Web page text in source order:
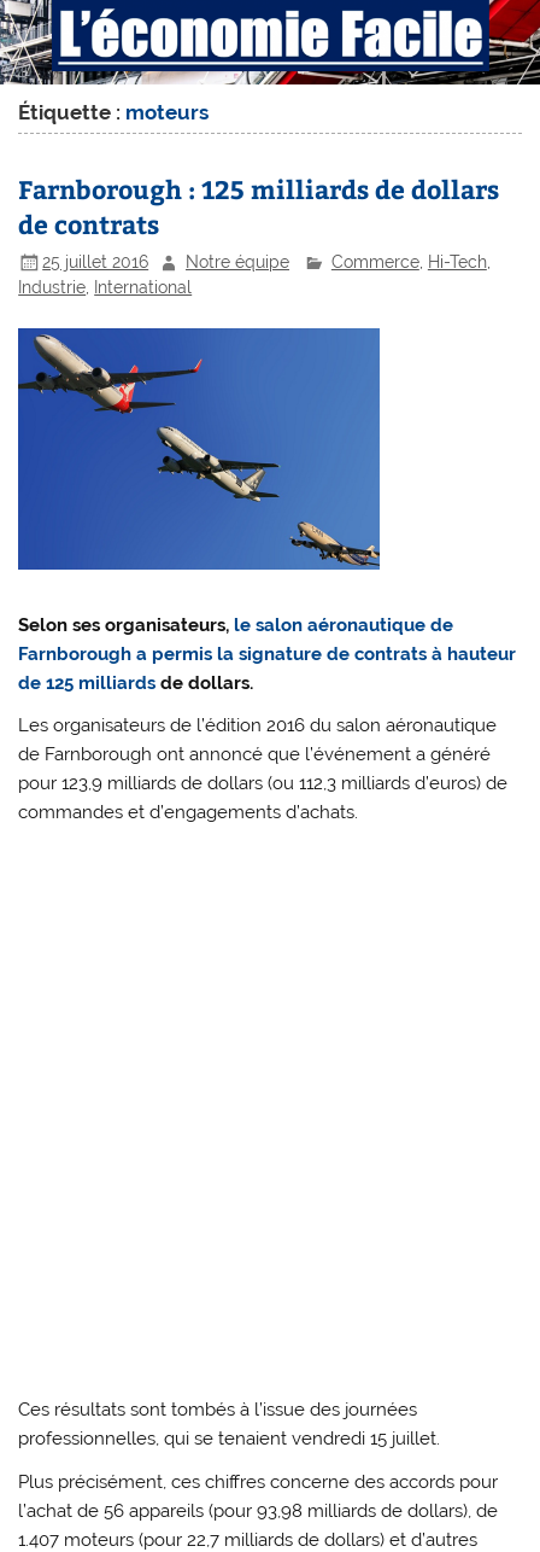
Étiquette : moteurs
Farnborough : 125 milliards de dollars
de contrats
25 juillet 2016 Notre équipe Commerce, Hi-Tech,
Industrie
International
Selon ses organisateurs,le salon aéronautique de
Farnborough a permis la signature de contrats à hauteur
de 125 milliards de dollars.
Les organisateurs de l’édition 2016 du salon aéronautique
de Farnborough ont annoncé que l’événement a généré
pour 123,9 milliards de dollars (ou 112,3 milliards d’euros) de
commandes et d’engagements d’achats.
Ces résultats sont tombés à l’issue des journées
professionnelles, qui se tenaient vendredi 15 juillet.
Plus précisément, ces chiffres concerne des accords pour
l’achat de 56 appareils (pour 93,98 milliards de dollars), de
1.407 moteurs (pour 22,7 milliards de dollars) et d’autres